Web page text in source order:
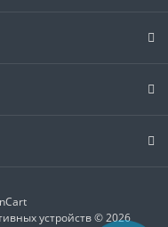
устройств © 2026